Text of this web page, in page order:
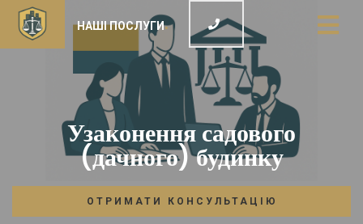
НАШІ ПОСЛУГИ
Узаконення садового
(дачного) будинку
ОТРИМАТИ КОНСУЛЬТАЦІЮ